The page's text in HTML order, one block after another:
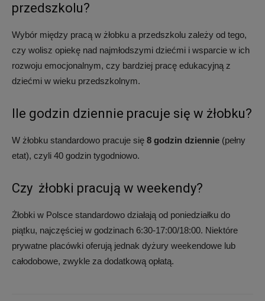
przedszkolu?
Wybór między pracą w żłobku a przedszkolu zależy od tego,
czy wolisz opiekę nad najmłodszymi dziećmi i wsparcie w ich
rozwoju emocjonalnym, czy bardziej pracę edukacyjną z
dziećmi w wieku przedszkolnym.
Ile godzin dziennie pracuje się w żłobku?
W żłobku standardowo pracuje się 8 godzin dziennie (pełny
etat), czyli 40 godzin tygodniowo.
Czy żłobki pracują w weekendy?
Żłobki w Polsce standardowo działają od poniedziałku do
piątku, najczęściej w godzinach 6:30-17:00/18:00. Niektóre
prywatne placówki oferują jednak dyżury weekendowe lub
całodobowe, zwykle za dodatkową opłatą.